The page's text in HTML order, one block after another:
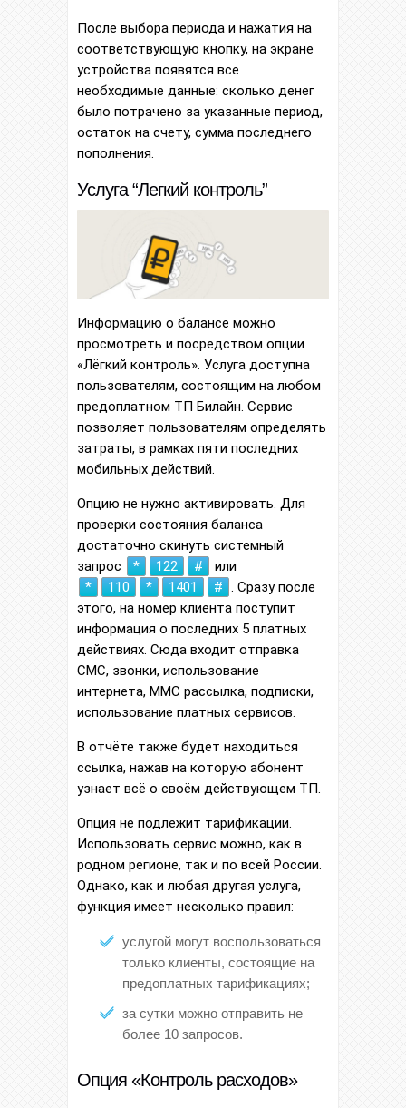
После выбора периода и нажатия на
соответствующую кнопку, на экране
устройства появятся все
необходимые данные: сколько денег
было потрачено за указанные период,
остаток на счету, сумма последнего
пополнения.
Услуга “Легкий контроль”
Информацию о балансе можно
просмотреть и посредством опции
«Лёгкий контроль». Услуга доступна
пользователям, состоящим на любом
предоплатном ТП Билайн. Сервис
позволяет пользователям определять
затраты, в рамках пяти последних
мобильных действий.
Опцию не нужно активировать. Для
проверки состояния баланса
достаточно скинуть системный
запрос
* 122 #
или
*
110 * 1401 # . Сразу после
этого, на номер клиента поступит
информация о последних 5 платных
действиях. Сюда входит отправка
СМС, звонки, использование
интернета, ММС рассылка, подписки,
использование платных сервисов.
В отчёте также будет находиться
ссылка, нажав на которую абонент
узнает всё о своём действующем ТП.
Опция не подлежит тарификации.
Использовать сервис можно, как в
родном регионе, так и по всей России.
Однако, как и любая другая услуга,
функция имеет несколько правил:
услугой могут воспользоваться
только клиенты, состоящие на
предоплатных тарификациях;
за сутки можно отправить не
более 10 запросов.
Опция «Контроль расходов»